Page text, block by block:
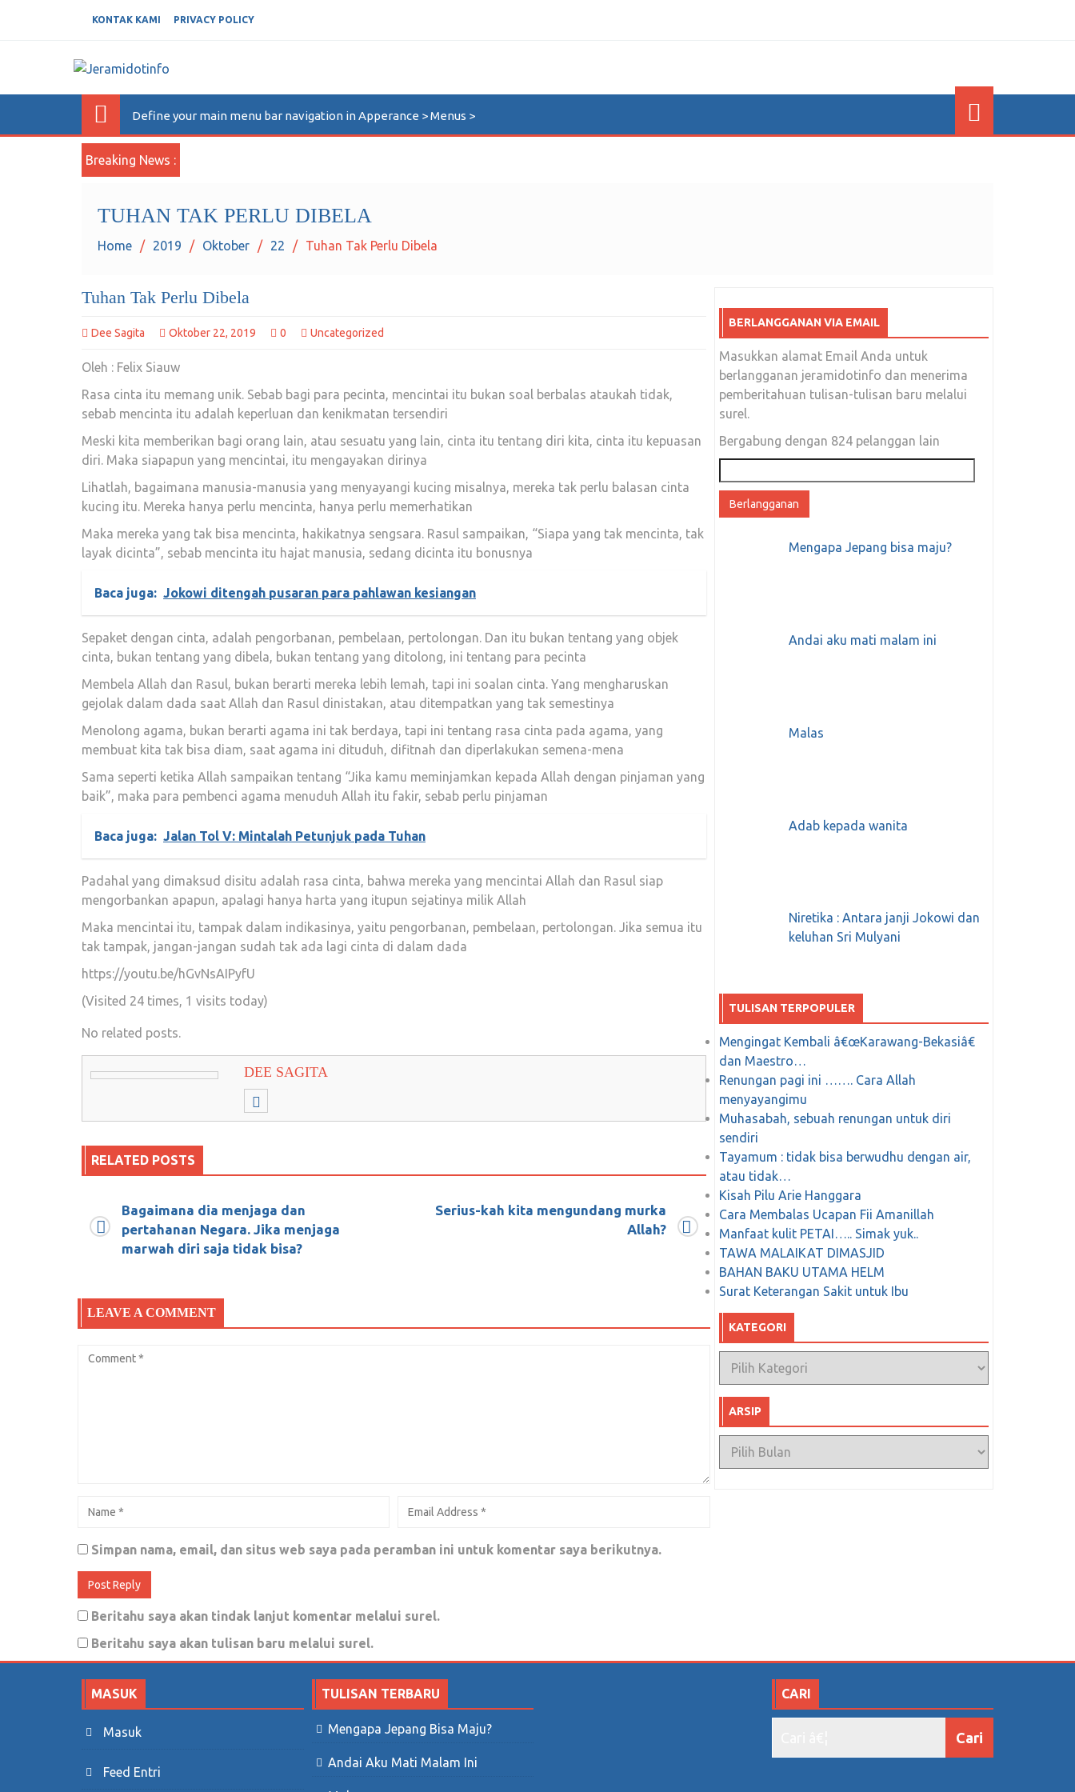
KONTAK KAMI PRIVACY POLICY
Define your main menu bar navigation in Apperance > Menus >
Breaking News :
TUHAN TAK PERLU DIBELA
Home 2019 Oktober 22 Tuhan Tak Perlu Dibela
Tuhan Tak Perlu Dibela
Dee Sagita Oktober 22, 2019 0 Uncategorized
Oleh : Felix Siauw
Rasa cinta itu memang unik. Sebab bagi para pecinta, mencintai itu bukan soal berbalas ataukah tidak,
sebab mencinta itu adalah keperluan dan kenikmatan tersendiri
Meski kita memberikan bagi orang lain, atau sesuatu yang lain, cinta itu tentang diri kita, cinta itu kepuasan
diri. Maka siapapun yang mencintai, itu mengayakan dirinya
Lihatlah, bagaimana manusia-manusia yang menyayangi kucing misalnya, mereka tak perlu balasan cinta
kucing itu. Mereka hanya perlu mencinta, hanya perlu memerhatikan
Maka mereka yang tak bisa mencinta, hakikatnya sengsara. Rasul sampaikan, “Siapa yang tak mencinta, tak
layak dicinta”, sebab mencinta itu hajat manusia, sedang dicinta itu bonusnya
Baca juga: Jokowi ditengah pusaran para pahlawan kesiangan
Sepaket dengan cinta, adalah pengorbanan, pembelaan, pertolongan. Dan itu bukan tentang yang objek
cinta, bukan tentang yang dibela, bukan tentang yang ditolong, ini tentang para pecinta
Membela Allah dan Rasul, bukan berarti mereka lebih lemah, tapi ini soalan cinta. Yang mengharuskan
gejolak dalam dada saat Allah dan Rasul dinistakan, atau ditempatkan yang tak semestinya
Menolong agama, bukan berarti agama ini tak berdaya, tapi ini tentang rasa cinta pada agama, yang
membuat kita tak bisa diam, saat agama ini dituduh, difitnah dan diperlakukan semena-mena
Sama seperti ketika Allah sampaikan tentang “Jika kamu meminjamkan kepada Allah dengan pinjaman yang
baik”, maka para pembenci agama menuduh Allah itu fakir, sebab perlu pinjaman
Baca juga: Jalan Tol V: Mintalah Petunjuk pada Tuhan
Padahal yang dimaksud disitu adalah rasa cinta, bahwa mereka yang mencintai Allah dan Rasul siap
mengorbankan apapun, apalagi hanya harta yang itupun sejatinya milik Allah
Maka mencintai itu, tampak dalam indikasinya, yaitu pengorbanan, pembelaan, pertolongan. Jika semua itu
tak tampak, jangan-jangan sudah tak ada lagi cinta di dalam dada
https://youtu.be/hGvNsAIPyfU
(Visited 24 times, 1 visits today)
No related posts.
DEE SAGITA
RELATED POSTS
Kenapa Islam menjadi sasaran tembak ?
Siapa yang Orde Baru : Jokowi atau Prabowo?
Catatan seorang emak yang menjadi saksi, menjadi muhasabah diri,
Jalan Tol VII: Prestasi Anak Bangsa
Bagaimana dia menjaga dan
pertahanan Negara. Jika menjaga
marwah diri saja tidak bisa?
Serius-kah kita mengundang murka
Allah?
LEAVE A COMMENT
Simpan nama, email, dan situs web saya pada peramban ini untuk komentar saya berikutnya.
Beritahu saya akan tindak lanjut komentar melalui surel.
Beritahu saya akan tulisan baru melalui surel.
BERLANGGANAN VIA EMAIL
Masukkan alamat Email Anda untuk
berlangganan jeramidotinfo dan menerima
pemberitahuan tulisan-tulisan baru melalui
surel.
Bergabung dengan 824 pelanggan lain
email
Mengapa Jepang bisa maju?
Andai aku mati malam ini
Malas
Adab kepada wanita
Niretika : Antara janji Jokowi dan
keluhan Sri Mulyani
TULISAN TERPOPULER
Mengingat Kembali â€œKarawang-Bekasiâ€
dan Maestro…
Renungan pagi ini ……. Cara Allah
menyayangimu
Muhasabah, sebuah renungan untuk diri
sendiri
Tayamum : tidak bisa berwudhu dengan air,
atau tidak…
Kisah Pilu Arie Hanggara
Cara Membalas Ucapan Fii Amanillah
Manfaat kulit PETAI….. Simak yuk..
TAWA MALAIKAT DIMASJID
BAHAN BAKU UTAMA HELM
Surat Keterangan Sakit untuk Ibu
KATEGORI
Kategori
ARSIP
Arsip
MASUK
Masuk
Feed Entri
TULISAN TERBARU
Mengapa Jepang Bisa Maju?
Andai Aku Mati Malam Ini
CARI